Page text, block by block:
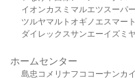
イオンカスミ マルエツスーパ
ツルヤマルト オギノ エスマート
ダイレックスサンエーイズミヤ
ホームセンター
島忠 コメリ ナフコ コーナンカ